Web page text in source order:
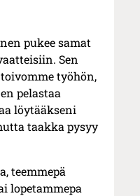
pukee samat
Sen
työhön,
pelastaa
löytääkseni
taakka pysyy
teemmepä
lopetammepa